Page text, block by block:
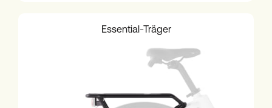
Essential-Träger